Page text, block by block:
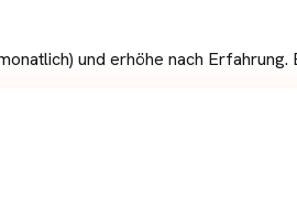
und erhöhe nach Erfahrung.